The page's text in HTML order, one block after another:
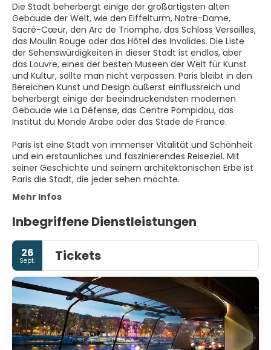
Die Stadt beherbergt einige der großartigsten alten
Gebäude der Welt, wie den Eiffelturm, Notre-Dame,
Sacré-Cœur, den Arc de Triomphe, das Schloss Versailles,
das Moulin Rouge oder das Hôtel des Invalides. Die Liste
der Sehenswürdigkeiten in dieser Stadt ist endlos, aber
das Louvre, eines der besten Museen der Welt für Kunst
und Kultur, sollte man nicht verpassen. Paris bleibt in den
Bereichen Kunst und Design äußerst einflussreich und
beherbergt einige der beeindruckendsten modernen
Gebäude wie La Défense, das Centre Pompidou, das
Institut du Monde Arabe oder das Stade de France.
Paris ist eine Stadt von immenser Vitalität und Schönheit
und ein erstaunliches und faszinierendes Reiseziel. Mit
seiner Geschichte und seinem architektonischen Erbe ist
Paris die Stadt, die jeder sehen möchte.
Mehr Infos
Inbegriffene Dienstleistungen
26
Sept. Tickets